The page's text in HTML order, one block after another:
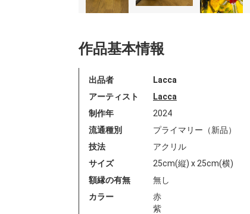
作品基本情報
出品者
Lacca
アーティスト
Lacca
制作年
2024
流通種別
プライマリー（新品）
技法
アクリル
サイズ
25cm(縦) x 25cm(横)
額縁の有無
無し
カラー
赤
紫